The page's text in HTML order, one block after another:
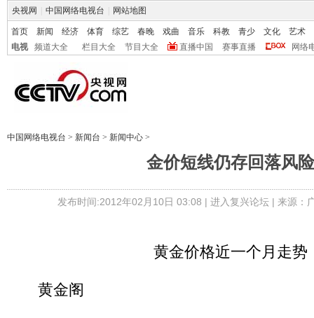
央视网 中国网络电视台 网站地图
首页 新闻 经济 体育 综艺 春晚 戏曲 音乐 科教 青少 文化
艺术
电视
频道大全 栏目大全 节目大全 直播中国 赛事直播 网络
中国网络电视台 > 新闻台 > 新闻中心 >
金价短线仍存回落风险
发布时间:2012年02月10日 03:08 | 进入复兴论坛| 来源：
黄金价格近一个月走势
黄金阁